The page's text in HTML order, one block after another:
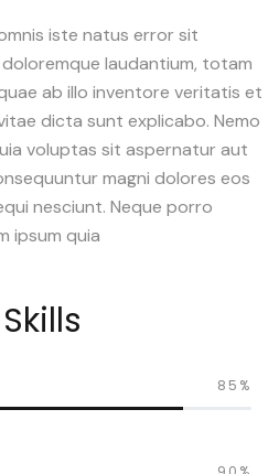
iste natus error sit
laudantium, totam
ab illo inventore veritatis et
dicta sunt explicabo. Nemo
voluptas sit aspernatur aut
magni dolores eos
nesciunt. Neque porro
ipsum quia
85%